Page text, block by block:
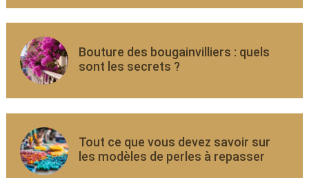
Bouture des bougainvilliers : quels
sont les secrets ?
Tout ce que vous devez savoir sur
les modèles de perles à repasser